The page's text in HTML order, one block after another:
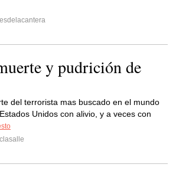
y pudrición de
del terrorista mas buscado en el mundo
Unidos con alivio, y a veces con